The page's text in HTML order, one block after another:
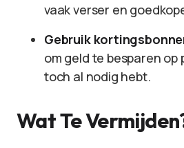
vaak verser en
Gebruik
om geld te besparen
toch al nodig hebt.
Wat Te